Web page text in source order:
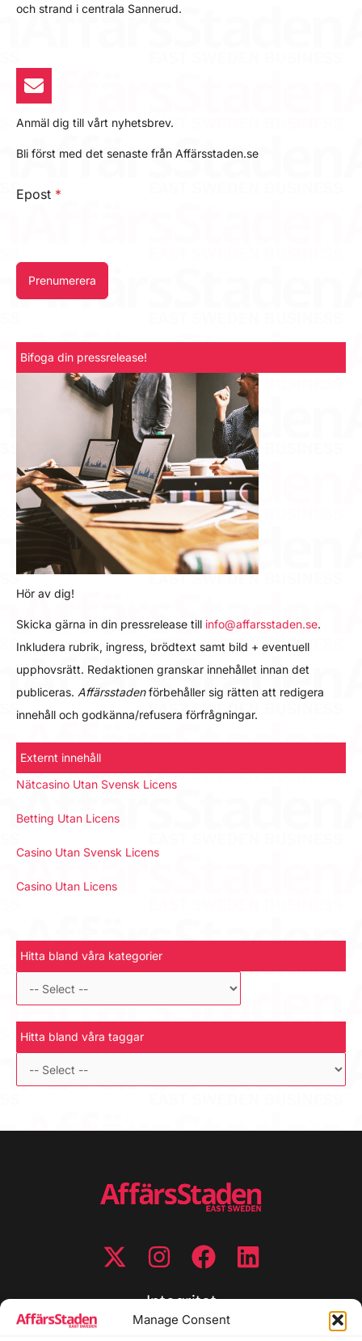
Manage Consent
och strand i centrala Sannerud.
Anmäl dig till vårt nyhetsbrev.
Bli först med det senaste från Affärsstaden.se
Epost *
Prenumerera
Bifoga din pressrelease!
Hör av dig!
Skicka gärna in din pressrelease till info@affarsstaden.se.
Inkludera rubrik, ingress, brödtext samt bild + eventuell
upphovsrätt. Redaktionen granskar innehållet innan det
publiceras. Affärsstadenförbehåller sig rätten att redigera
innehåll och godkänna/refusera förfrågningar.
Externt innehåll
Nätcasino Utan Svensk Licens
Betting Utan Licens
Casino Utan Svensk Licens
Casino Utan Licens
Hitta bland våra kategorier
Hitta bland våra taggar
Integritet